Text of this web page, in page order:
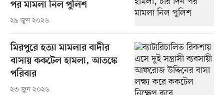
পর মামলা নিল পুলিশ
২৯ জুন ২০২৬
মিরপুরে হত্যা মামলার বাদীর
বাসায় ককটেল হামলা, আতঙ্কে
পরিবার
২৩ জুন ২০২৬